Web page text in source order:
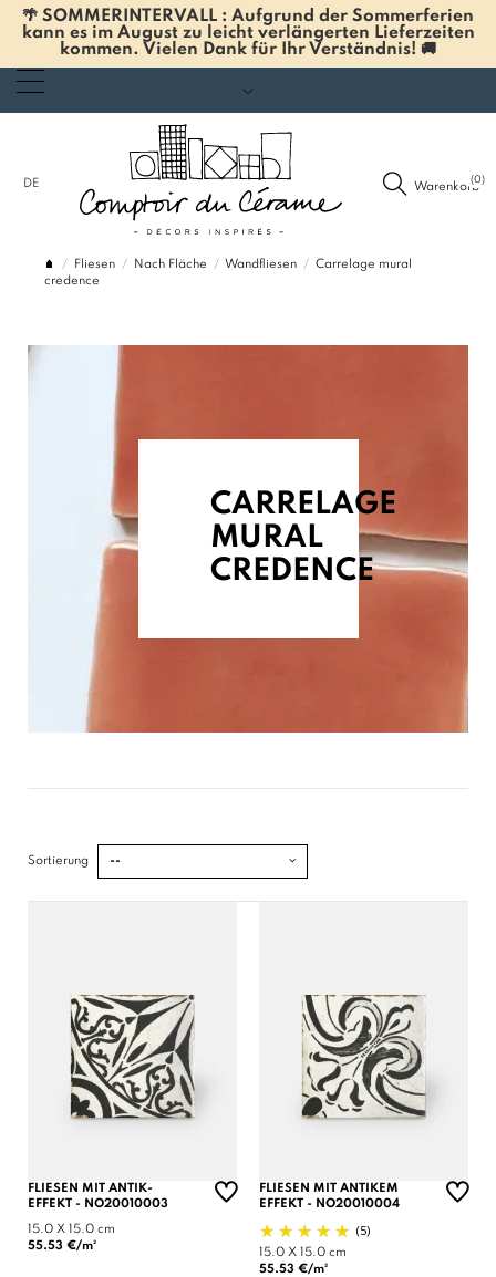
🌴 SOMMERINTERVALL : Aufgrund der Sommerferien
kann es im August zu leicht verlängerten Lieferzeiten
kommen. Vielen Dank für Ihr Verständnis! 🚚
DE Warenkorb
(0)
Fliesen Nach Fläche Wandfliesen
Carrelage mural
credence
CARRELAGE
MURAL
CREDENCE
Sortierung --
FLIESEN MIT ANTIK-
EFFEKT - NO20010003
15.0 X 15.0 cm
55.53 €/m²
FLIESEN MIT ANTIKEM
EFFEKT - NO20010004
(5)
15.0 X 15.0 cm
55.53 €/m²